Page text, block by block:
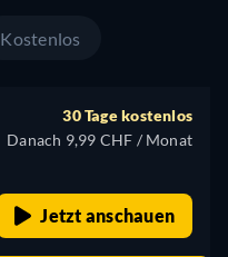
Kostenlos
30 Tage kostenlos
Danach 9,99 CHF / Monat
Jetzt anschauen